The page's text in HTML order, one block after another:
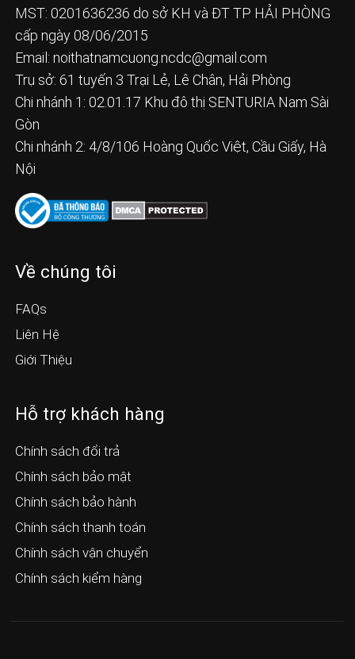
MST: 0201636236 do sở KH và ĐT TP HẢI PHÒNG
cấp ngày 08/06/2015
Email: noithatnamcuong.ncdc@gmail.com
Trụ sở: 61 tuyến 3 Trại Lẻ, Lê Chân, Hải Phòng
Chi nhánh 1: 02.01.17 Khu đô thị SENTURIA Nam Sài
Gòn
Chi nhánh 2: 4/8/106 Hoàng Quốc Việt, Cầu Giấy, Hà
Nội
Về chúng tôi
FAQs
Liên Hệ
Giới Thiệu
Hỗ trợ khách hàng
Chính sách đổi trả
Chính sách bảo mật
Chính sách bảo hành
Chính sách thanh toán
Chính sách vận chuyển
Chính sách kiểm hàng